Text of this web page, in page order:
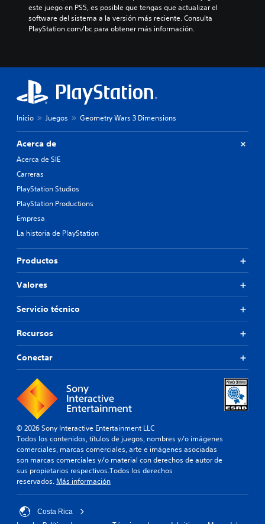
este juego en PS5, es posible que tengas que actualizar el
software del sistema a la versión más reciente. Consulta
PlayStation.com/bc para obtener más información.
Inicio Juegos Geometry Wars 3 Dimensions
Acerca de
Acerca de SIE
Carreras
PlayStation Studios
PlayStation Productions
Empresa
La historia de PlayStation
Productos
Valores
Servicio técnico
Recursos
Conectar
© 2026 Sony Interactive Entertainment LLC
Todos los contenidos, títulos de juegos, nombres y/o imágenes
comerciales, marcas comerciales, arte e imágenes asociadas
son marcas comerciales y/o material con derechos de autor de
sus propietarios respectivos.Todos los derechos
reservados. Más información
Costa Rica